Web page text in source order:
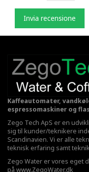
Invia recensione
Kaffeautomater,
espressomaskiner og
Zego Tech ApS er en
sig til kunder/teknikere
Scandinavien. Vi er alle
teknisk erfaring samt
Zego Water er vores eget
på www.ZegoWater.dk